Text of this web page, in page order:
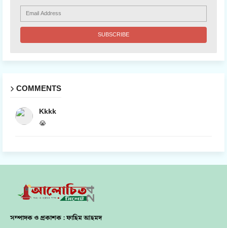
COMMENTS
Kkkk
😭
সম্পাদক ও প্রকাশক : ফাহিম আহমদ